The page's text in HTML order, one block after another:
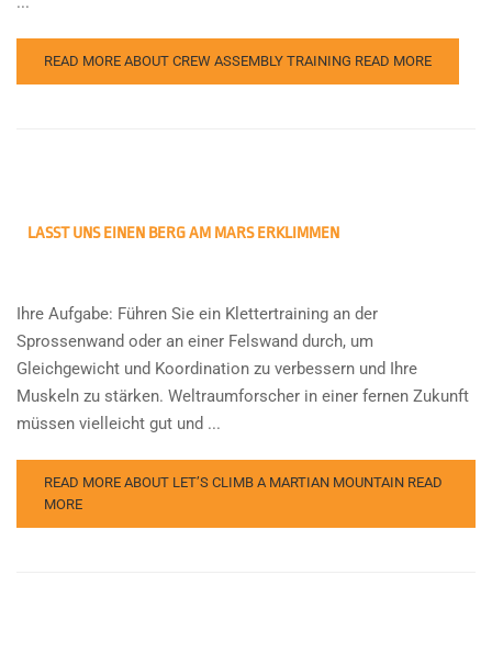
READ MORE ABOUT CREW ASSEMBLY TRAINING READ MORE
LASST UNS EINEN BERG AM MARS ERKLIMMEN
Ihre Aufgabe: Führen Sie ein Klettertraining an der
Sprossenwand oder an einer Felswand durch, um
Gleichgewicht und Koordination zu verbessern und Ihre
Muskeln zu stärken. Weltraumforscher in einer fernen Zukunft
müssen vielleicht gut und ...
READ MORE ABOUT LET’S CLIMB A MARTIAN MOUNTAIN READ
MORE